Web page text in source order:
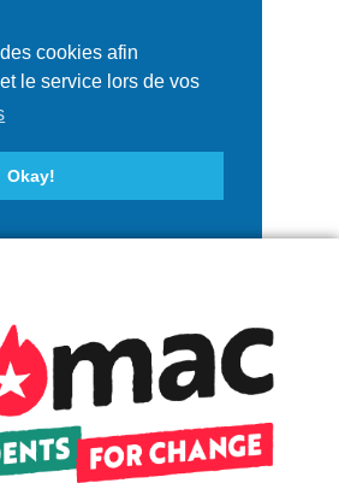
cookies afin
le service lors de vos
Okay!